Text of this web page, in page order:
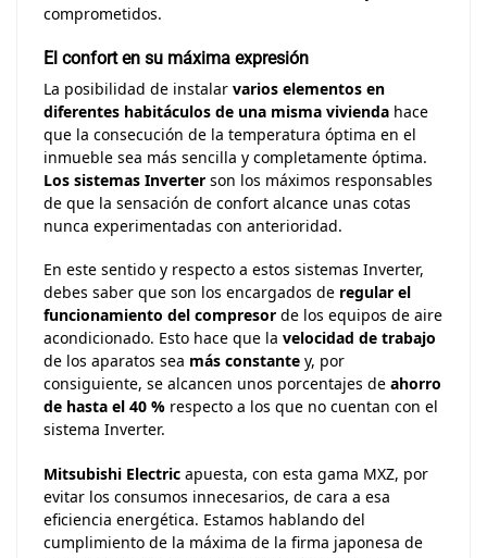
comprometidos.
El confort en su máxima expresión
La posibilidad de instalar varios elementos en
diferentes habitáculos de una misma vivienda hace
que la consecución de la temperatura óptima en el
inmueble sea más sencilla y completamente óptima.
Los sistemas Inverter son los máximos responsables
de que la sensación de confort alcance unas cotas
nunca experimentadas con anterioridad.
En este sentido y respecto a estos sistemas Inverter,
debes saber que son los encargados de regular el
funcionamiento del compresor de los equipos de aire
acondicionado. Esto hace que la velocidad de trabajo
de los aparatos sea más constante y, por
consiguiente, se alcancen unos porcentajes de ahorro
de hasta el 40 % respecto a los que no cuentan con el
sistema Inverter.
Mitsubishi Electric apuesta, con esta gama MXZ, por
evitar los consumos innecesarios, de cara a esa
eficiencia energética. Estamos hablando del
cumplimiento de la máxima de la firma japonesa de